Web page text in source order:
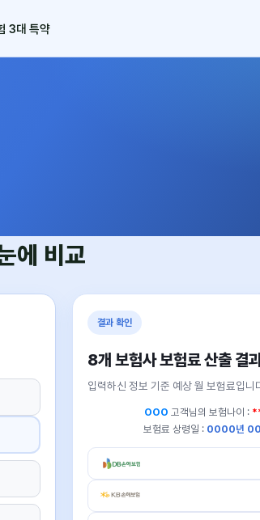
3대 특약
에 비교
결과 확인
8개 보험사 보험료 산출 결
입력하신 정보 기준 예상 월 보험료입니
OOO 고객님의 보험나이 :
보험료 상령일 : 0000년